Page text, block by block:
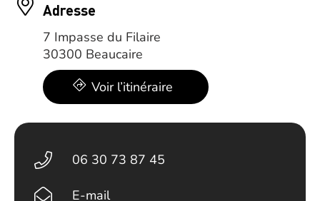
Adresse
7 Impasse du Filaire
30300 Beaucaire
Voir l’itinéraire
06 30 73 87 45
E-mail